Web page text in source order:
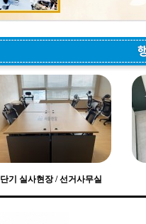
단기 실사현장 / 선거사무실